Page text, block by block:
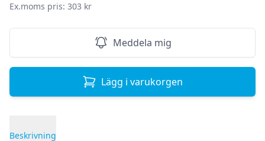
Ex.moms pris: 303 kr
Meddela mig
Lägg i varukorgen
Beskrivning